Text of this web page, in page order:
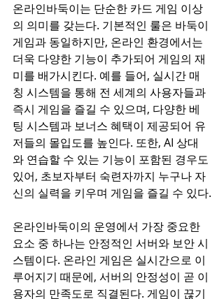
온라인바둑이는 단순한 카드 게임 이상
의 의미를 갖는다. 기본적인 룰은 바둑이
게임과 동일하지만, 온라인 환경에서는
더욱 다양한 기능이 추가되어 게임의 재
미를 배가시킨다. 예를 들어, 실시간 매
칭 시스템을 통해 전 세계의 사용자들과
즉시 게임을 즐길 수 있으며, 다양한 베
팅 시스템과 보너스 혜택이 제공되어 유
저들의 몰입도를 높인다. 또한, AI 상대
와 연습할 수 있는 기능이 포함된 경우도
있어, 초보자부터 숙련자까지 누구나 자
신의 실력을 키우며 게임을 즐길 수 있다.
온라인바둑이의 운영에서 가장 중요한
요소 중 하나는 안정적인 서버와 보안 시
스템이다. 온라인 게임은 실시간으로 이
루어지기 때문에, 서버의 안정성이 곧 이
용자의 만족도로 직결된다. 게임이 끊기